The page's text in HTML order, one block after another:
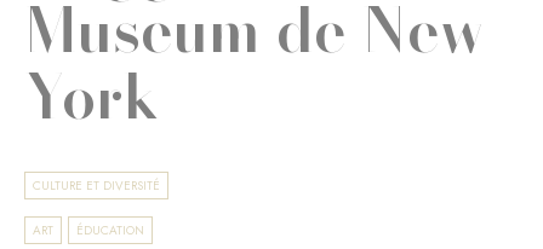
Museum de New
York
CULTURE ET DIVERSITÉ
ART ÉDUCATION